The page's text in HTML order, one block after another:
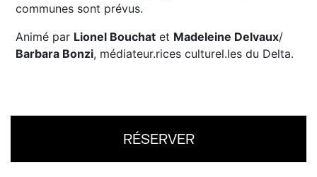
communes sont prévus.
Animé par Lionel Bouchat et Madeleine Delvaux/
Barbara Bonzi, médiateur.rices culturel.les du Delta.
RÉSERVER